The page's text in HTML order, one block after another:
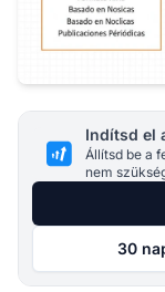
Indítsd el
Állítsd be a
nem
30